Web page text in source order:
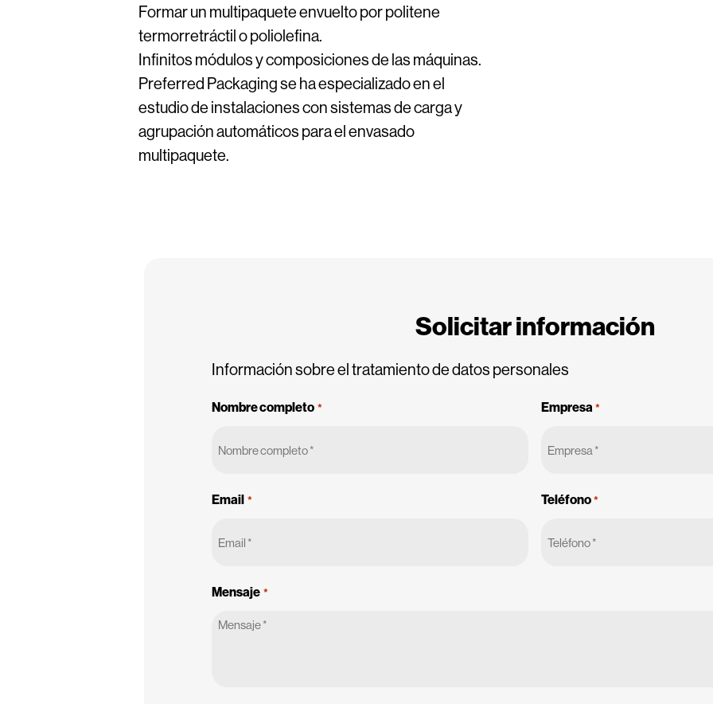
Formar un multipaquete envuelto por politene
termorretráctil o poliolefina.
Infinitos módulos y composiciones de las máquinas.
Preferred Packaging se ha especializado en el
estudio de instalaciones con sistemas de carga y
agrupación automáticos para el envasado
multipaquete.
Solicitar información
Información sobre el tratamiento de datos personales
Nombre completo * Empresa *
Email * Teléfono *
Mensaje *